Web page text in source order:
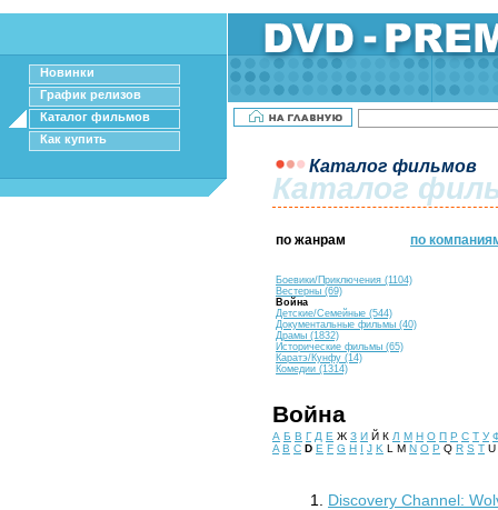
Новинки
График релизов
Каталог фильмов
Как купить
Каталог фильмов
Каталог
по жанрам по
Боевики/Приключения (1104)
Вестерны (69)
Война
Детские/Семейные (544)
Документальные фильмы (40)
Драмы (1832)
Исторические фильмы (65)
Каратэ/Кунфу (14)
Комедии (1314)
Война
А Б В Г Д Е Ж З И Й К Л М Н О П Р С Т У
A B C D E F G H I J K L M N O P Q R S T
Discovery Channel: